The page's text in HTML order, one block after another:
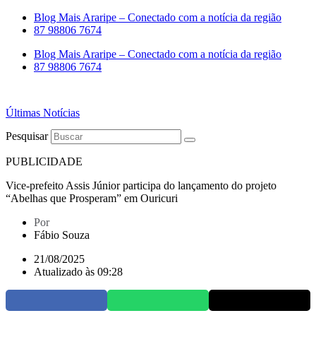
para
conteúdo
Blog Mais Araripe – Conectado com a notícia da região
87 98806 7674
Blog Mais Araripe – Conectado com a notícia da região
87 98806 7674
Últimas Notícias
Pesquisar
PUBLICIDADE
Vice-prefeito Assis Júnior participa do lançamento do projeto
“Abelhas que Prosperam” em Ouricuri
Por
Fábio Souza
21/08/2025
Atualizado às 09:28